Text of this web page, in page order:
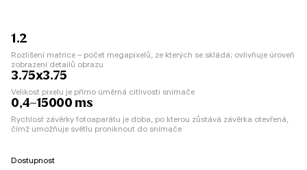
1.2
Rozlišení matrice – počet megapixelů, ze kterých se skládá; ovlivňuje úroveň
zobrazení detailů obrazu
3.75x3.75
Velikost pixelu je přímo úměrná citlivosti snímače
0,4–15000 ms
Rychlost závěrky fotoaparátu je doba, po kterou zůstává závěrka otevřená,
čímž umožňuje světlu proniknout do snímače
Dostupnost